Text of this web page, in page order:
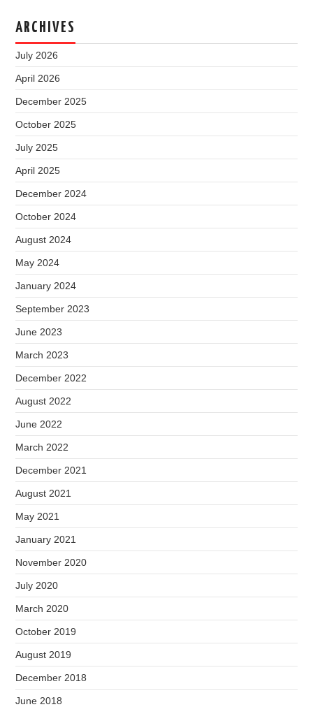
ARCHIVES
July 2026
April 2026
December 2025
October 2025
July 2025
April 2025
December 2024
October 2024
August 2024
May 2024
January 2024
September 2023
June 2023
March 2023
December 2022
August 2022
June 2022
March 2022
December 2021
August 2021
May 2021
January 2021
November 2020
July 2020
March 2020
October 2019
August 2019
December 2018
June 2018